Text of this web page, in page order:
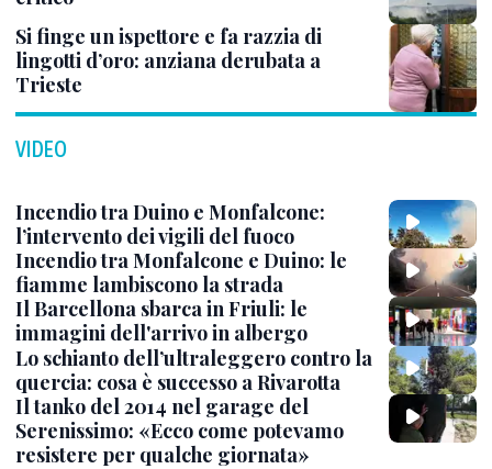
Si finge un ispettore e fa razzia di
lingotti d’oro: anziana derubata a
Trieste
VIDEO
Incendio tra Duino e Monfalcone:
l’intervento dei vigili del fuoco
Incendio tra Monfalcone e Duino: le
fiamme lambiscono la strada
Il Barcellona sbarca in Friuli: le
immagini dell'arrivo in albergo
Lo schianto dell’ultraleggero contro la
quercia: cosa è successo a Rivarotta
Il tanko del 2014 nel garage del
Serenissimo: «Ecco come potevamo
resistere per qualche giornata»